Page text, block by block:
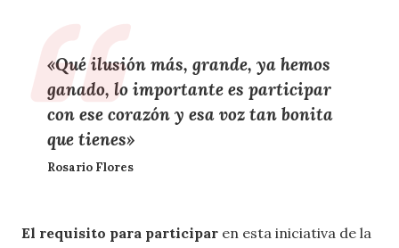
«Qué ilusión más, grande, ya hemos
ganado, lo importante es participar
con ese corazón y esa voz tan bonita
que tienes»
Rosario Flores
El requisito para participar en esta iniciativa de la